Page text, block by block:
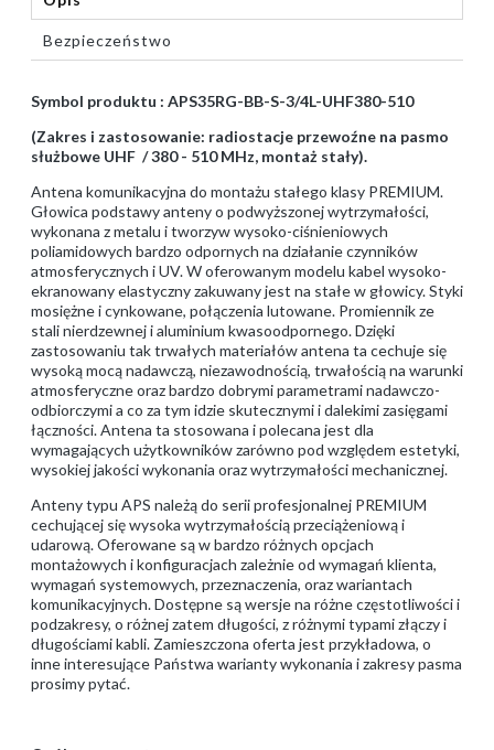
Bezpieczeństwo
Symbol produktu : APS35RG-BB-S-3/4L-UHF380-510
(Zakres i zastosowanie: radiostacje przewoźne na pasmo
służbowe UHF / 380 - 510 MHz, montaż stały).
Antena komunikacyjna do montażu stałego klasy PREMIUM.
Głowica podstawy anteny o podwyższonej wytrzymałości,
wykonana z metalu i tworzyw wysoko-ciśnieniowych
poliamidowych bardzo odpornych na działanie czynników
atmosferycznych i UV. W oferowanym modelu kabel wysoko-
ekranowany elastyczny zakuwany jest na stałe w głowicy. Styki
mosiężne i cynkowane, połączenia lutowane. Promiennik ze
stali nierdzewnej i aluminium kwasoodpornego. Dzięki
zastosowaniu tak trwałych materiałów antena ta cechuje się
wysoką mocą nadawczą, niezawodnością, trwałością na warunki
atmosferyczne oraz bardzo dobrymi parametrami nadawczo-
odbiorczymi a co za tym idzie skutecznymi i dalekimi zasięgami
łączności. Antena ta stosowana i polecana jest dla
wymagających użytkowników zarówno pod względem estetyki,
wysokiej jakości wykonania oraz wytrzymałości mechanicznej.
Anteny typu APS należą do serii profesjonalnej PREMIUM
cechującej się wysoka wytrzymałością przeciążeniową i
udarową. Oferowane są w bardzo różnych opcjach
montażowych i konfiguracjach zależnie od wymagań klienta,
wymagań systemowych, przeznaczenia, oraz wariantach
komunikacyjnych. Dostępne są wersje na różne częstotliwości i
podzakresy, o różnej zatem długości, z różnymi typami złączy i
długościami kabli. Zamieszczona oferta jest przykładowa, o
inne interesujące Państwa warianty wykonania i zakresy pasma
prosimy pytać.